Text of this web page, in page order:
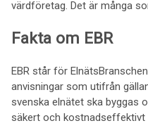
värdföretag. Det är många
Fakta om EBR
EBR står för
anvisningar som utifrån
svenska elnätet ska byggas
säkert och kostnadseffektivt